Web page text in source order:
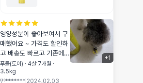
영양성분이 좋아보여서 구
매했어요 ~ 가격도 할인하
고 배송도 빠르고 기존에
영양제를 복용하고있는데
이또한 필요한성분들이라
푸들(토이) · 4살 7개월 ·
3.5kg
먼******* 2024.02.03
+1